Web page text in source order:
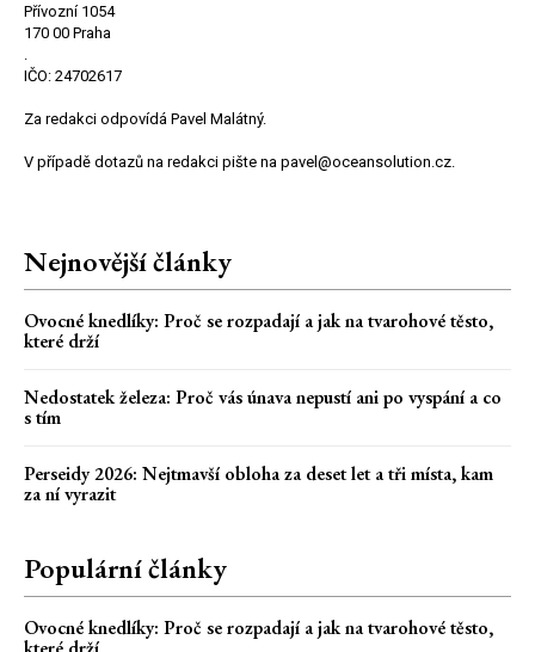
Přívozní 1054
170 00 Praha
IČO: 24702617
Za redakci odpovídá Pavel Malátný.
V případě dotazů na redakci pište na pavel@oceansolution.cz.
Nejnovější články
Ovocné knedlíky: Proč se rozpadají a jak na tvarohové těsto,
které drží
Nedostatek železa: Proč vás únava nepustí ani po vyspání a co
s tím
Perseidy 2026: Nejtmavší obloha za deset let a tři místa, kam
za ní vyrazit
Populární články
Ovocné knedlíky: Proč se rozpadají a jak na tvarohové těsto,